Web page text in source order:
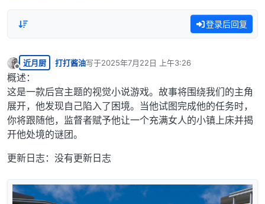
登录后回复
离线
近月厨 打打酱油写于2025年7月22日 上午3:26
最后由 编辑
概述：
这是一款后宫主题的视觉小说游戏。故事将围绕我们的主角
展开，他发现自己陷入了困境。当他试图完成他的任务时，
你将跟随他，监督者赋予他让一个充满女人的小镇上床并揭
开他处境的谜团。
更新日志：没有更新日志